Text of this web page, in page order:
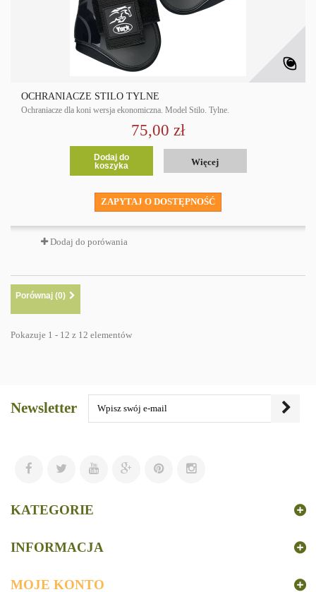
OCHRANIACZE STILO TYLNE
Ochraniacze dla koni wersja ekonomiczna. Model Stilo. Tylne.
75,00 zł
Dodaj do
koszyka
Więcej
ZAPYTAJ O DOSTĘPNOŚĆ
Dodaj do porówania
Porównaj (0)
Pokazuje 1 - 12 z 12 elementów
Newsletter
KATEGORIE
INFORMACJA
MOJE KONTO